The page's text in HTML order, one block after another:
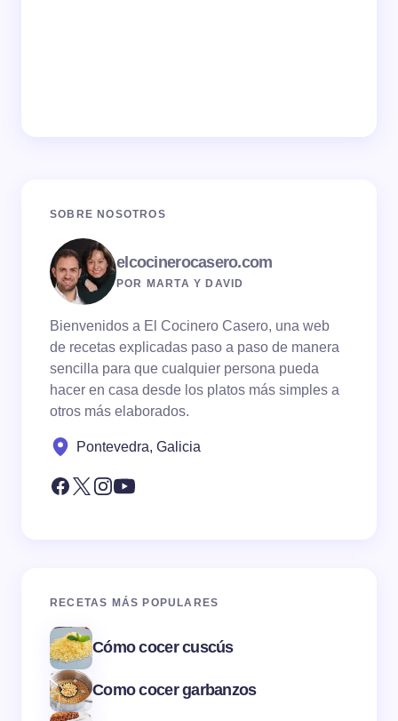
SOBRE NOSOTROS
elcocinerocasero.com
POR MARTA Y DAVID
Bienvenidos a El Cocinero Casero, una web
de recetas explicadas paso a paso de manera
sencilla para que cualquier persona pueda
hacer en casa desde los platos más simples a
otros más elaborados.
Pontevedra, Galicia
RECETAS MÁS POPULARES
Cómo cocer cuscús
Como cocer garbanzos